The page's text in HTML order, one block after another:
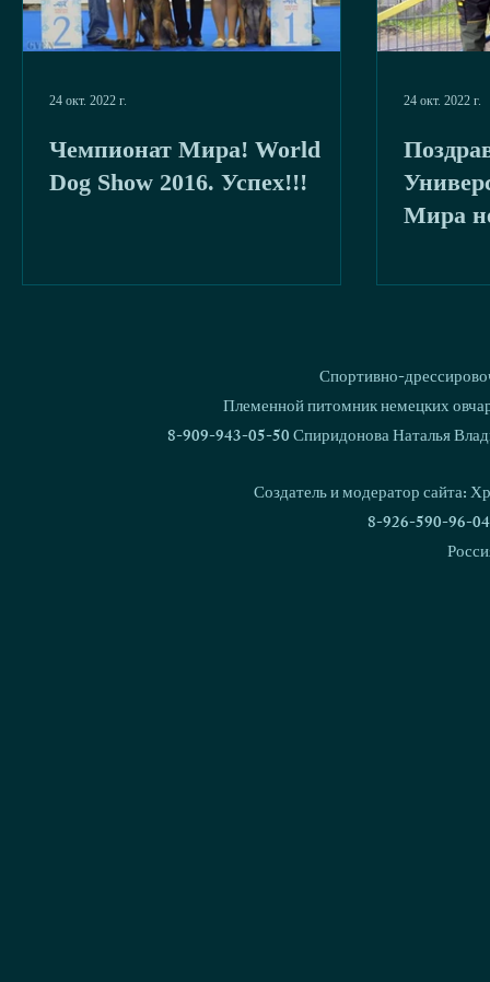
Чемпионат Мира! World
Dog Show 2016. Успех!!!
24 окт. 2022 г.
Мира
24 окт. 2022 г.
Спортивно-
Племенной питомник немецких
8-909-943-05-50 Спиридонова Наталья
Создатель и модератор сайта:
8-926-590-96-